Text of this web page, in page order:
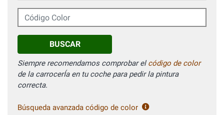
Código Color
BUSCAR
Siempre recomendamos comprobar elcódigo de color
de la carrocerÍa en tu coche para pedir la pintura
correcta.
Búsqueda avanzada código de color